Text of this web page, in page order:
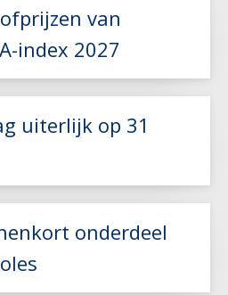
van
index 2027
uiterlijk op 31
onderdeel